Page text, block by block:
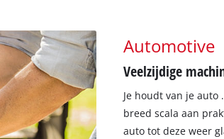
Automotive
Veelzijdige
Je houdt van je
breed scala aan
auto tot deze weer